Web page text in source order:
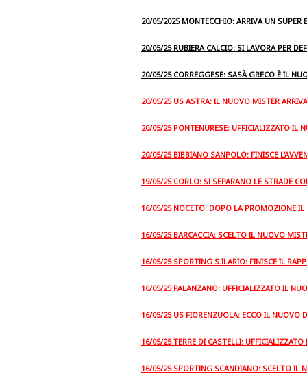
20/05/2025 MONTECCHIO: ARRIVA UN SUPER
20/05/25 RUBIERA CALCIO: SI LAVORA PER
20/05/25 CORREGGESE: SASÀ GRECO È IL
20/05/25 US ASTRA: IL NUOVO MISTER
20/05/25 PONTENURESE: UFFICIALIZZATO IL
20/05/25 BIBBIANO SANPOLO: FINISCE
19/05/25 CORLO: SI SEPARANO LE STRADE
16/05/25 NOCETO: DOPO LA PROMOZIONE
16/05/25 BARCACCIA: SCELTO IL NUOVO
16/05/25 SPORTING S.ILARIO: FINISCE IL
16/05/25 PALANZANO: UFFICIALIZZATO IL
16/05/25 US FIORENZUOLA: ECCO IL NUOVO
16/05/25 TERRE DI CASTELLI:
16/05/25 SPORTING SCANDIANO: SCELTO IL